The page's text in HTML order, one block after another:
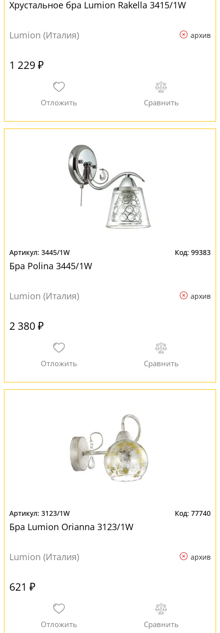
Хрустальное бра Lumion Rakella 3415/1W
Lumion (Италия) архив
1 229 ₽
3445/1W 99383
Бра Polina 3445/1W
Lumion (Италия) архив
2 380 ₽
3123/1W 77740
Бра Lumion Orianna 3123/1W
Lumion (Италия) архив
621 ₽